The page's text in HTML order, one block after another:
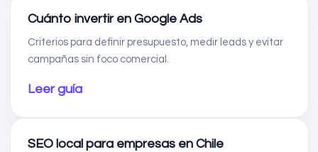
Cuánto invertir en Google Ads
Criterios para definir presupuesto, medir leads y evitar
campañas sin foco comercial.
Leer guía
SEO local para empresas en Chile